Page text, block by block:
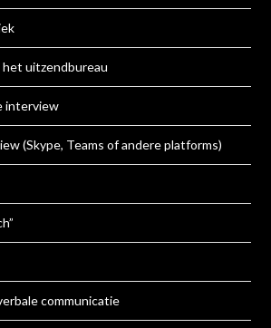
uitzendbureau
interview
(Skype, Teams of andere platforms)
communicatie